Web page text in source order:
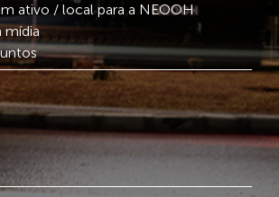
ativo / local para a NEOOH
mídia